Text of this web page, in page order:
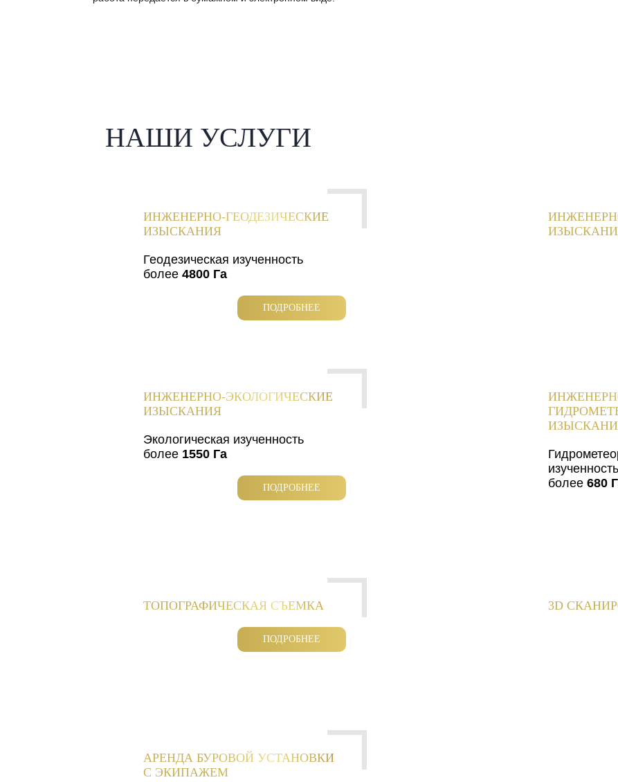
НАШИ УСЛУГИ
ИНЖЕНЕРНО-ГЕОДЕЗИЧЕСКИЕ
ИЗЫСКАНИЯ
Геодезическая изученность
более 4800 Га
ПОДРОБНЕЕ
ИНЖЕНЕРНО-ЭКОЛОГИЧЕСКИЕ
ИЗЫСКАНИЯ
Экологическая изученность
более 1550 Га
ПОДРОБНЕЕ
изученность
более 680
ТОПОГРАФИЧЕСКАЯ СЪЕМКА
ПОДРОБНЕЕ
3D
АРЕНДА БУРОВОЙ УСТАНОВКИ
С ЭКИПАЖЕМ